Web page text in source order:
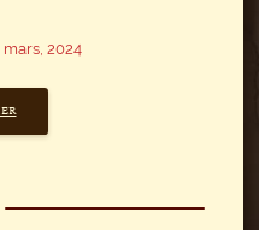
2024